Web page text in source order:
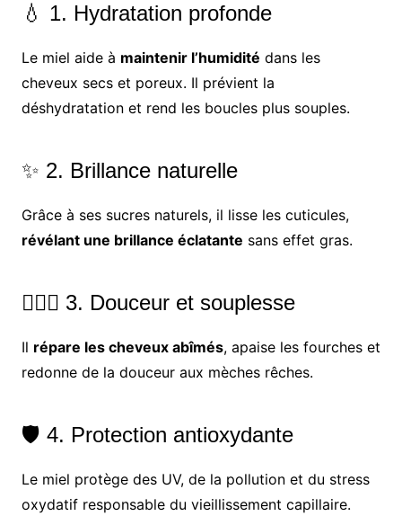
💧 1. Hydratation profonde
Le miel aide à maintenir l’humidité dans les
cheveux secs et poreux. Il prévient la
déshydratation et rend les boucles plus souples.
✨ 2. Brillance naturelle
Grâce à ses sucres naturels, il lisse les cuticules,
révélant une brillance éclatante sans effet gras.
🧖🏾‍♀️ 3. Douceur et souplesse
Il répare les cheveux abîmés, apaise les fourches et
redonne de la douceur aux mèches rêches.
🛡️ 4. Protection antioxydante
Le miel protège des UV, de la pollution et du stress
oxydatif responsable du vieillissement capillaire.